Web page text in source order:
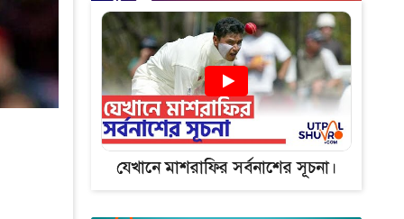
যেখানে মাশরাফির সর্বনাশের সূচনা।